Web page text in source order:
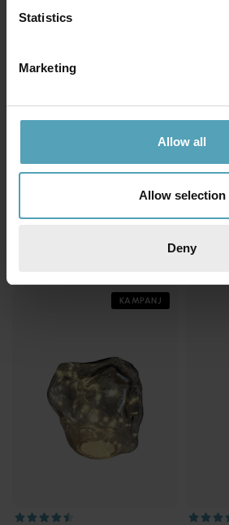
Statistics
Marketing
Allow all
Allow selection
Deny
Äpple 22cm bordslampa Katt
KAMPANJ